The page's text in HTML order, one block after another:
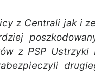
z Centrali jak i
z PSP